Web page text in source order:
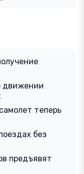
движении
теперь
без
предъявят